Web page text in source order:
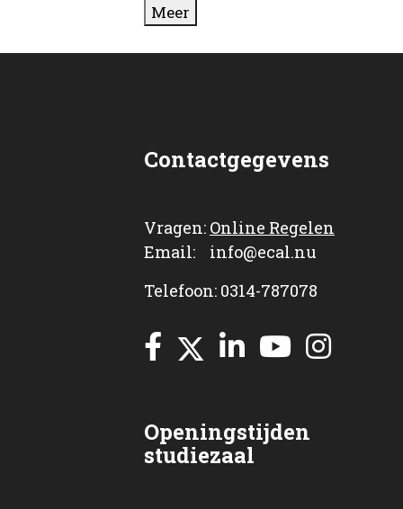
Meer
Contactgegevens
Vragen: Online Regelen
Email: info@ecal.nu
Telefoon: 0314-787078
Openingstijden
studiezaal